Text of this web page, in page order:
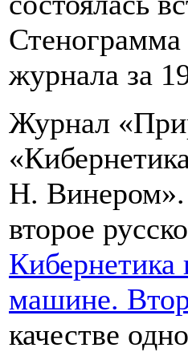
журнала за
Журнал
Н. Винером».
второе
Кибернетика
машине.
качестве